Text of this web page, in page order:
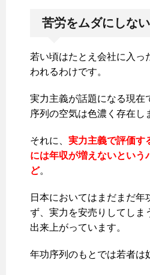
苦労をムダにしな
若い頃はたとえ会社に入っ
われるわけです。
実力主義が話題になる現在
序列の空気は色濃く存在し
それに、 実力主義で評価す
には年収が増えないという
ど。
日本においてはまだまだ年
ず、実力を安売りしてしま
出来上がっています。
年功序列のもとでは若者は